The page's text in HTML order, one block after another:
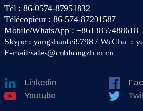
Tél : 86-0574-87951832
Télécopieur : 86-574-87201587
Mobile/WhatsApp : +8613857488618
Skype : yangshaofei9798 / WeChat :
E-mail:sales@cnbhongzhuo.cn
Linkedin
Youtube